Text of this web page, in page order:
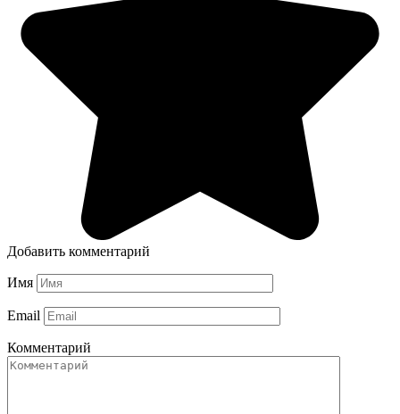
Добавить комментарий
Имя
Email
Комментарий